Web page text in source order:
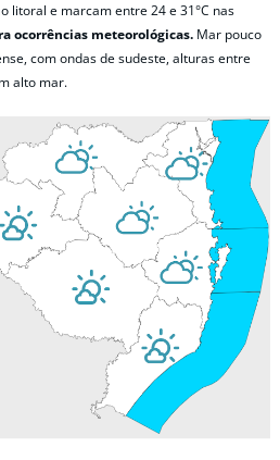
litoral e marcam entre 24 e 31°C nas
ocorrências meteorológicas. Mar pouco
com ondas de sudeste, alturas entre
alto mar.